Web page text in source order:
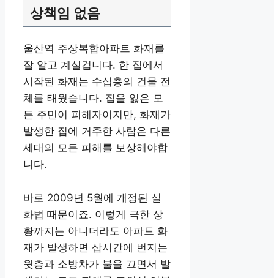
상책임 없음
울산역 주상복합아파트 화재를
잘 알고 계실겁니다. 한 집에서
시작된 화재는 수십층의 건물 전
체를 태웠습니다. 집을 잃은 모
든 주민이 피해자이지만, 화재가
발생한 집에 거주한 사람은 다른
세대의 모든 피해를 보상해야합
니다.
바로 2009년 5월에 개정된 실
화법 때문이죠. 이렇게 극한 상
황까지는 아니더라도 아파트 화
재가 발생하면 삽시간에 번지는
윗층과 소방차가 불을 끄면서 발